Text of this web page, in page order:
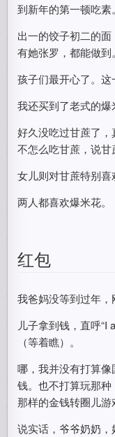
到新年的第一顿吃素。
出一的饺子初二的
有她张罗，都能做到。
孩子们最开心了。这
我还买到了老式的爆
好久没吃过甘蔗了
不怎么吃甘蔗，说甘
女儿则对甘蔗特别喜
两人都喜欢爆米花。
红包
我爸妈没等到过年，
儿子拿到钱，直呼“I
（等着瞧）。
哪，我并没有打算像
钱。也不打算玩那种
那样的金钱转圈儿游
说实话，爷爷奶奶